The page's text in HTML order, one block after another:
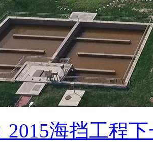
2015海挡工程下